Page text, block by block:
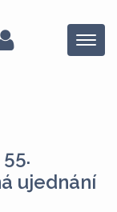
Menu
ujednání